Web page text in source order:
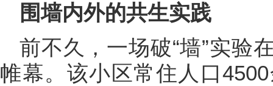
围墙内外的共生实践
前不久，一场破“墙”实验
帷幕。该小区常住人口